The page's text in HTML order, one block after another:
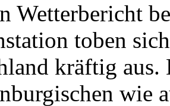
Wetterbericht
toben
kräftig aus.
wie